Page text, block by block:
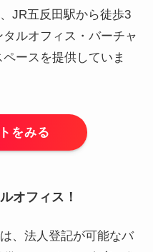
JR五反田駅から徒歩3
ルオフィス・バーチャ
ースを提供していま
をみる
オフィス！
、法人登記が可能なバ